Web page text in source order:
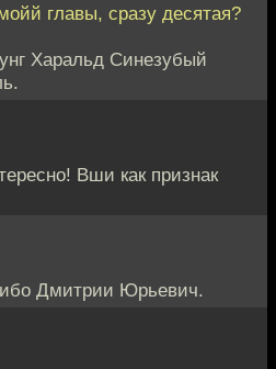
главы, сразу десятая?
Харальд Синезубый
Вши как признак
Дмитрии Юрьевич.